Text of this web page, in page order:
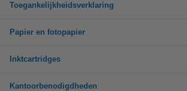
Toegankelijkheidsverklaring
Papier en fotopapier
Inktcartridges
Kantoorbenodigdheden